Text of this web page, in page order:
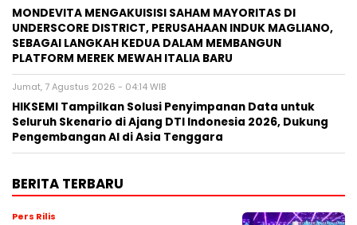
MONDEVITA MENGAKUISISI SAHAM MAYORITAS DI
UNDERSCORE DISTRICT, PERUSAHAAN INDUK MAGLIANO,
SEBAGAI LANGKAH KEDUA DALAM MEMBANGUN
PLATFORM MEREK MEWAH ITALIA BARU
Jumat, 7 Agustus 2026 - 04:14 WIB
HIKSEMI Tampilkan Solusi Penyimpanan Data untuk
Seluruh Skenario di Ajang DTI Indonesia 2026, Dukung
Pengembangan AI di Asia Tenggara
BERITA TERBARU
Pers Rilis